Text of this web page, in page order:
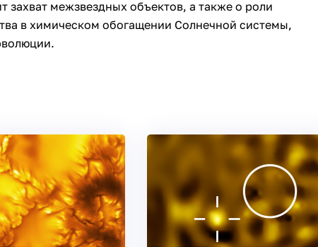
захват межзвездных объектов, а также о роли
в химическом обогащении Солнечной системы,